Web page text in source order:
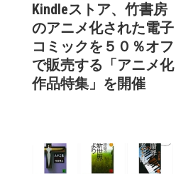
Kindleストア、竹書房
のアニメ化された電子
コミックを５０％オフ
で販売する「アニメ化
作品特集」を開催